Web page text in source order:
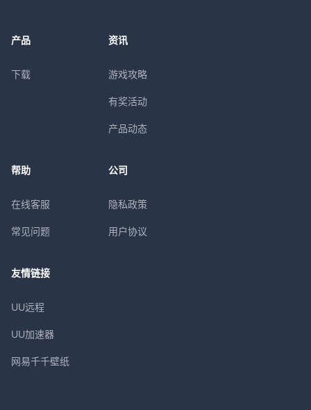
产品
下载
资讯
游戏攻略
有奖活动
产品动态
帮助
在线客服
常见问题
公司
隐私政策
用户协议
友情链接
UU远程
UU加速器
网易千千壁纸